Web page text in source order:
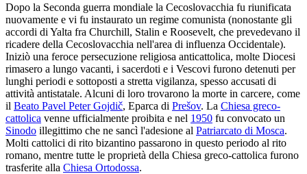
Dopo la Seconda guerra mondiale la Cecoslovacchia fu riunificata
nuovamente e vi fu instaurato un regime comunista (nonostante gli
accordi di Yalta fra Churchill, Stalin e Roosevelt, che prevedevano il
ricadere della Cecoslovacchia nell'area di influenza Occidentale).
Iniziò una feroce persecuzione religiosa anticattolica, molte Diocesi
rimasero a lungo vacanti, i sacerdoti e i Vescovi furono detenuti per
lunghi periodi e sottoposti a stretta vigilanza, spesso accusati di
attività antistatale. Alcuni di loro trovarono la morte in carcere, come
il Beato Pavel Peter Gojdič, Eparca di Prešov. La Chiesa greco-
cattolica venne ufficialmente proibita e nel 1950 fu convocato un
Sinodo illegittimo che ne sancì l'adesione al Patriarcato di Mosca.
Molti cattolici di rito bizantino passarono in questo periodo al rito
romano, mentre tutte le proprietà della Chiesa greco-cattolica furono
trasferite alla Chiesa Ortodossa.